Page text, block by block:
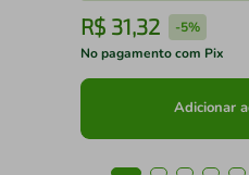
R$ 31,32 -5%
No pagamento com Pix
Adicionar